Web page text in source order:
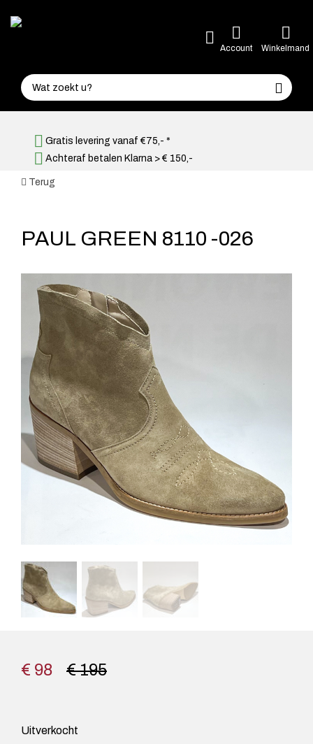
Account Winkelmand
Gratis levering vanaf €75,- *
Achteraf betalen Klarna > € 150,-
Terug
PAUL GREEN 8110 -026
€ 195
€ 98
Uitverkocht